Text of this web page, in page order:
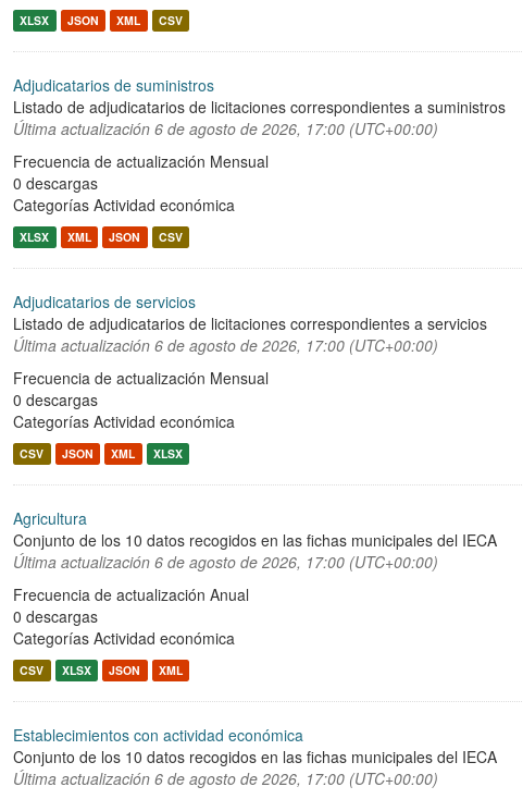
XLSX JSON XML CSV
Adjudicatarios de suministros
Listado de adjudicatarios de licitaciones correspondientes a suministros
Última actualización 6 de agosto de 2026, 17:00 (UTC+00:00)
Frecuencia de actualización Mensual
0 descargas
Categorías Actividad económica
XLSX XML JSON CSV
Adjudicatarios de servicios
Listado de adjudicatarios de licitaciones correspondientes a servicios
Última actualización 6 de agosto de 2026, 17:00 (UTC+00:00)
Frecuencia de actualización Mensual
0 descargas
Categorías Actividad económica
CSV JSON XML XLSX
Agricultura
Conjunto de los 10 datos recogidos en las fichas municipales del IECA
Última actualización 6 de agosto de 2026, 17:00 (UTC+00:00)
Frecuencia de actualización Anual
0 descargas
Categorías Actividad económica
CSV XLSX JSON XML
Establecimientos con actividad económica
Conjunto de los 10 datos recogidos en las fichas municipales del IECA
Última actualización 6 de agosto de 2026, 17:00 (UTC+00:00)